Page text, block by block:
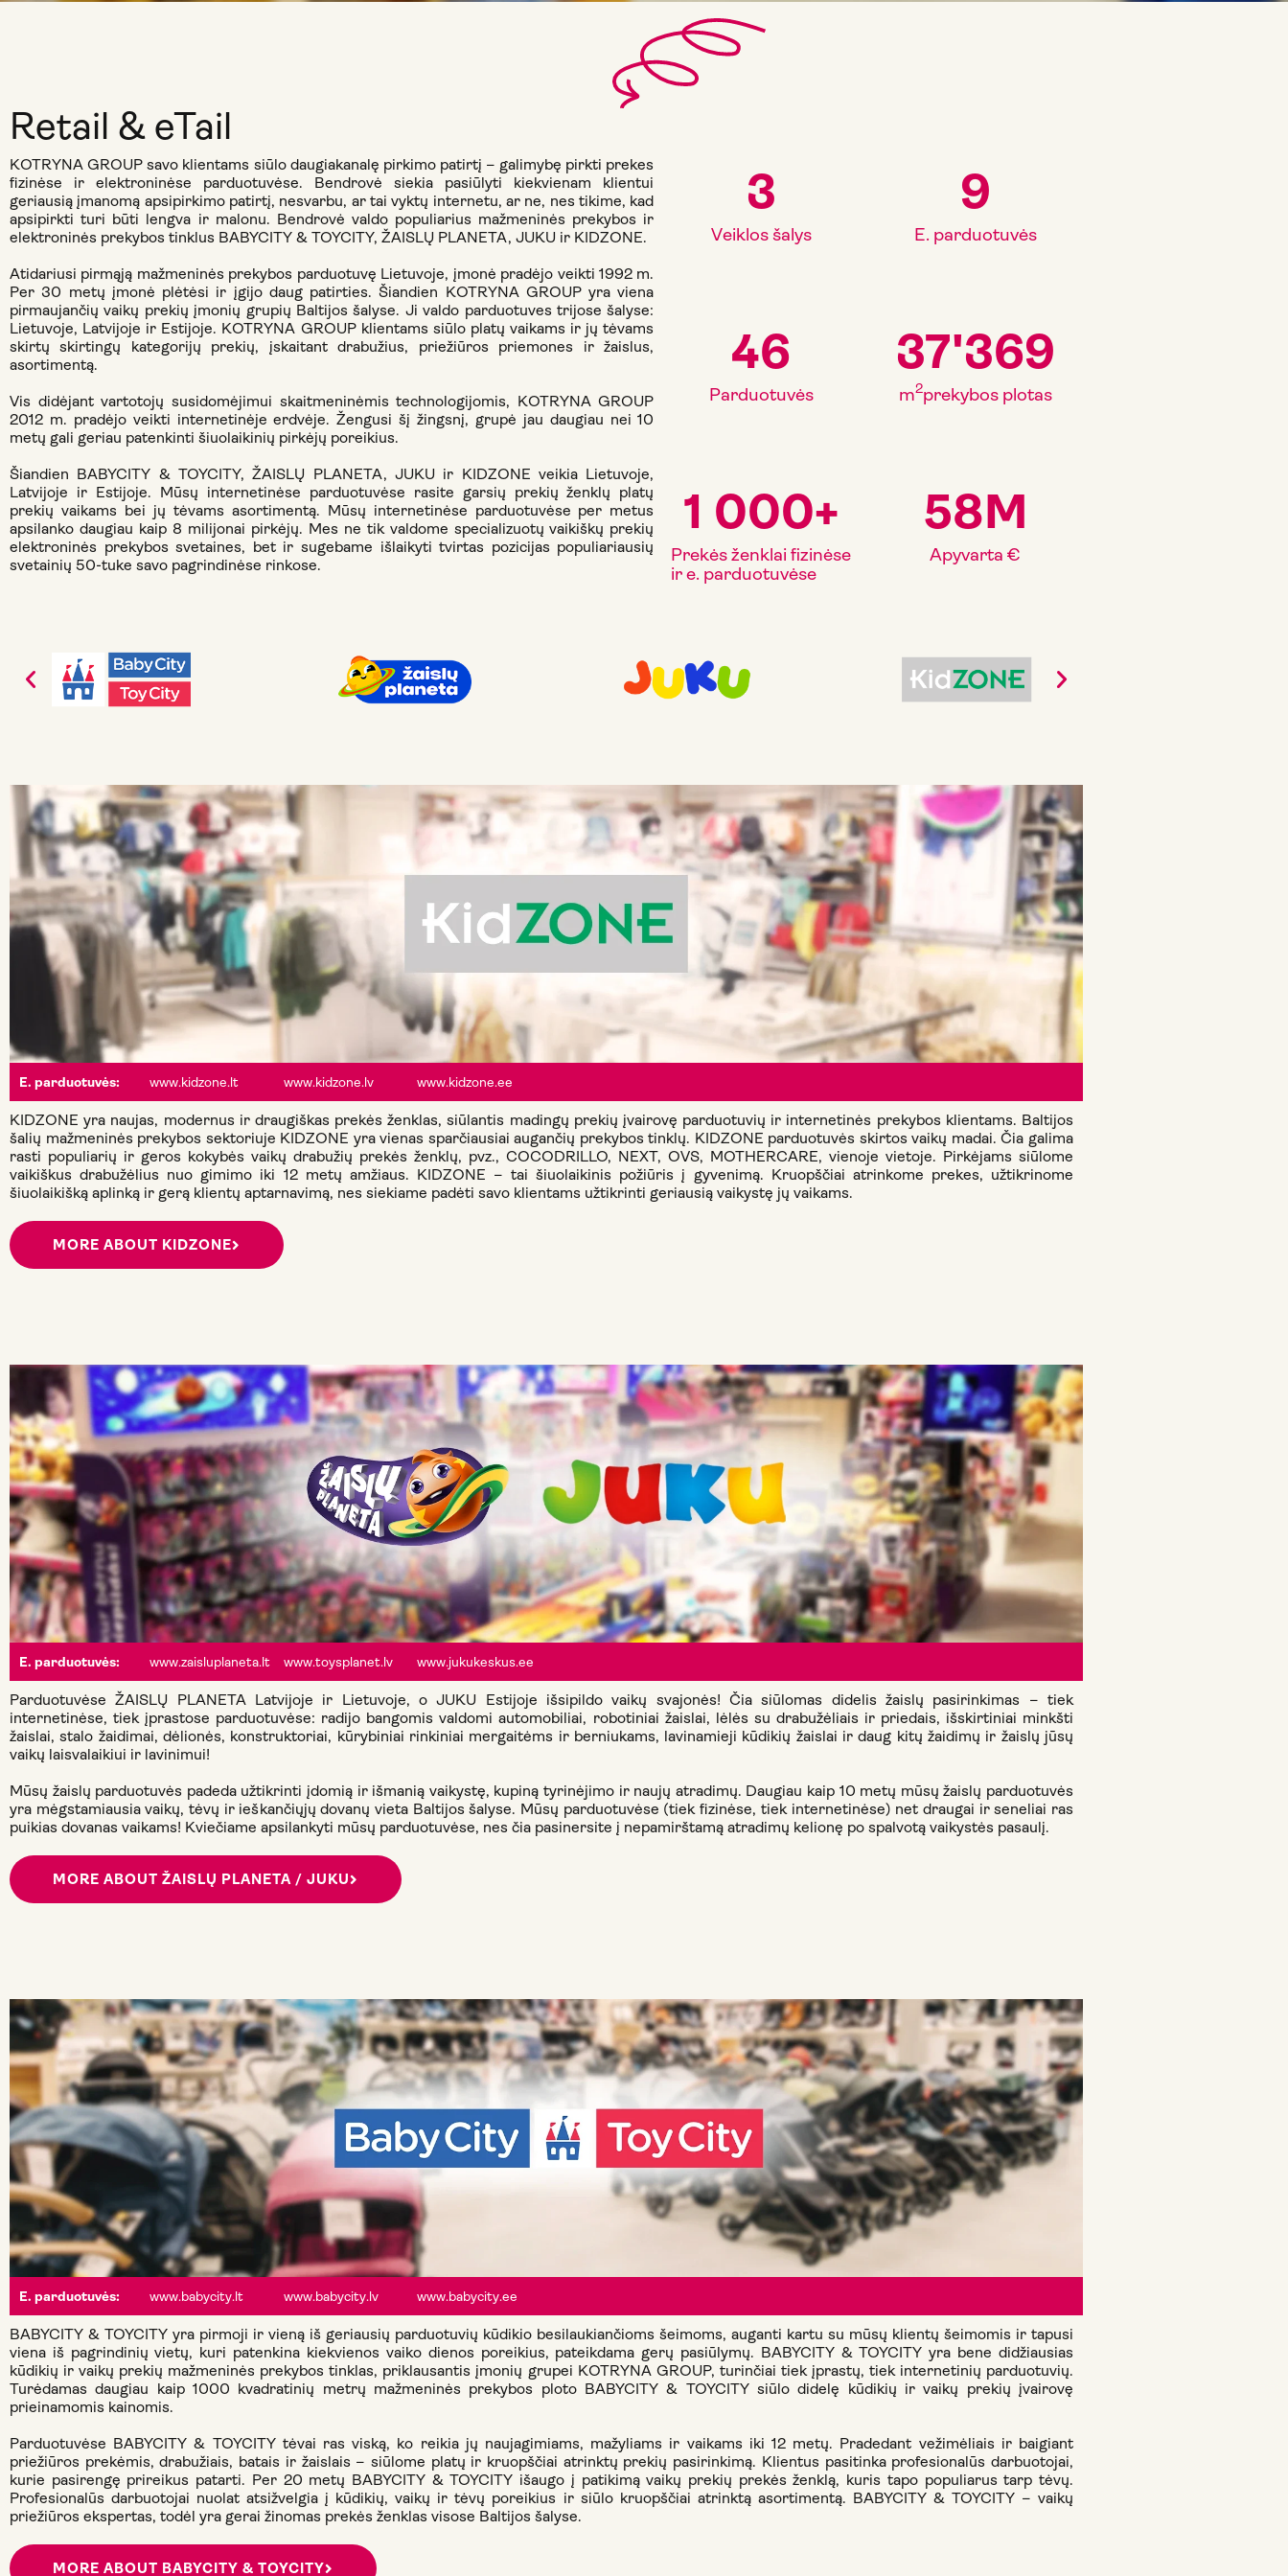
Retail & eTail
KOTRYNA GROUP savo klientams siūlo daugiakanalę pirkimo patirtį – galimybę pirkti prekes
fizinėse ir elektroninėse parduotuvėse. Bendrovė siekia pasiūlyti kiekvienam klientui
geriausią įmanomą apsipirkimo patirtį, nesvarbu, ar tai vyktų internetu, ar ne, nes tikime, kad
apsipirkti turi būti lengva ir malonu. Bendrovė valdo populiarius mažmeninės prekybos ir
elektroninės prekybos tinklus BABYCITY & TOYCITY, ŽAISLŲ PLANETA, JUKU ir KIDZONE.
Atidariusi pirmąją mažmeninės prekybos parduotuvę Lietuvoje, įmonė pradėjo veikti 1992 m.
Per 30 metų įmonė plėtėsi ir įgijo daug patirties. Šiandien KOTRYNA GROUP yra viena
pirmaujančių vaikų prekių įmonių grupių Baltijos šalyse. Ji valdo parduotuves trijose šalyse:
Lietuvoje, Latvijoje ir Estijoje. KOTRYNA GROUP klientams siūlo platų vaikams ir jų tėvams
skirtų skirtingų kategorijų prekių, įskaitant drabužius, priežiūros priemones ir žaislus,
asortimentą.
Vis didėjant vartotojų susidomėjimui skaitmeninėmis technologijomis, KOTRYNA GROUP
2012 m. pradėjo veikti internetinėje erdvėje. Žengusi šį žingsnį, grupė jau daugiau nei 10
metų gali geriau patenkinti šiuolaikinių pirkėjų poreikius.
Šiandien BABYCITY & TOYCITY, ŽAISLŲ PLANETA, JUKU ir KIDZONE veikia Lietuvoje,
Latvijoje ir Estijoje. Mūsų internetinėse parduotuvėse rasite garsių prekių ženklų platų
prekių vaikams bei jų tėvams asortimentą. Mūsų internetinėse parduotuvėse per metus
apsilanko daugiau kaip 8 milijonai pirkėjų. Mes ne tik valdome specializuotų vaikiškų prekių
elektroninės prekybos svetaines, bet ir sugebame išlaikyti tvirtas pozicijas populiariausių
svetainių 50-tuke savo pagrindinėse rinkose.
Veiklos šalys
3
E. parduotuvės
9
Parduotuvės
46
m2prekybos plotas
37'369
Prekės ženklai fizinėse
ir e. parduotuvėse
1 000+
Apyvarta €
58M
E. parduotuvės: www.kidzone.lt www.kidzone.lv www.kidzone.ee
KIDZONE yra naujas, modernus ir draugiškas prekės ženklas, siūlantis madingų prekių įvairovę parduotuvių ir internetinės prekybos klientams. Baltijos
šalių mažmeninės prekybos sektoriuje KIDZONE yra vienas sparčiausiai augančių prekybos tinklų. KIDZONE parduotuvės skirtos vaikų madai. Čia galima
rasti populiarių ir geros kokybės vaikų drabužių prekės ženklų, pvz., COCODRILLO, NEXT, OVS, MOTHERCARE, vienoje vietoje. Pirkėjams siūlome
vaikiškus drabužėlius nuo gimimo iki 12 metų amžiaus. KIDZONE – tai šiuolaikinis požiūris į gyvenimą. Kruopščiai atrinkome prekes, užtikrinome
šiuolaikišką aplinką ir gerą klientų aptarnavimą, nes siekiame padėti savo klientams užtikrinti geriausią vaikystę jų vaikams.
MORE ABOUT KIDZONE
E. parduotuvės: www.zaisluplaneta.lt www.toysplanet.lv www.jukukeskus.ee
Parduotuvėse ŽAISLŲ PLANETA Latvijoje ir Lietuvoje, o JUKU Estijoje išsipildo vaikų svajonės! Čia siūlomas didelis žaislų pasirinkimas – tiek
internetinėse, tiek įprastose parduotuvėse: radijo bangomis valdomi automobiliai, robotiniai žaislai, lėlės su drabužėliais ir priedais, išskirtiniai minkšti
žaislai, stalo žaidimai, dėlionės, konstruktoriai, kūrybiniai rinkiniai mergaitėms ir berniukams, lavinamieji kūdikių žaislai ir daug kitų žaidimų ir žaislų jūsų
vaikų laisvalaikiui ir lavinimui!
Mūsų žaislų parduotuvės padeda užtikrinti įdomią ir išmanią vaikystę, kupiną tyrinėjimo ir naujų atradimų. Daugiau kaip 10 metų mūsų žaislų parduotuvės
yra mėgstamiausia vaikų, tėvų ir ieškančiųjų dovanų vieta Baltijos šalyse. Mūsų parduotuvėse (tiek fizinėse, tiek internetinėse) net draugai ir seneliai ras
puikias dovanas vaikams! Kviečiame apsilankyti mūsų parduotuvėse, nes čia pasinersite į nepamirštamą atradimų kelionę po spalvotą vaikystės pasaulį.
MORE ABOUT ŽAISLŲ PLANETA / JUKU
E. parduotuvės: www.babycity.lt www.babycity.lv www.babycity.ee
BABYCITY & TOYCITY yra pirmoji ir vieną iš geriausių parduotuvių kūdikio besilaukiančioms šeimoms, auganti kartu su mūsų klientų šeimomis ir tapusi
viena iš pagrindinių vietų, kuri patenkina kiekvienos vaiko dienos poreikius, pateikdama gerų pasiūlymų. BABYCITY & TOYCITY yra bene didžiausias
kūdikių ir vaikų prekių mažmeninės prekybos tinklas, priklausantis įmonių grupei KOTRYNA GROUP, turinčiai tiek įprastų, tiek internetinių parduotuvių.
Turėdamas daugiau kaip 1000 kvadratinių metrų mažmeninės prekybos ploto BABYCITY & TOYCITY siūlo didelę kūdikių ir vaikų prekių įvairovę
prieinamomis kainomis.
Parduotuvėse BABYCITY & TOYCITY tėvai ras viską, ko reikia jų naujagimiams, mažyliams ir vaikams iki 12 metų. Pradedant vežimėliais ir baigiant
priežiūros prekėmis, drabužiais, batais ir žaislais – siūlome platų ir kruopščiai atrinktų prekių pasirinkimą. Klientus pasitinka profesionalūs darbuotojai,
kurie pasirengę prireikus patarti. Per 20 metų BABYCITY & TOYCITY išaugo į patikimą vaikų prekių prekės ženklą, kuris tapo populiarus tarp tėvų.
Profesionalūs darbuotojai nuolat atsižvelgia į kūdikių, vaikų ir tėvų poreikius ir siūlo kruopščiai atrinktą asortimentą. BABYCITY & TOYCITY – vaikų
priežiūros ekspertas, todėl yra gerai žinomas prekės ženklas visose Baltijos šalyse.
MORE ABOUT BABYCITY & TOYCITY